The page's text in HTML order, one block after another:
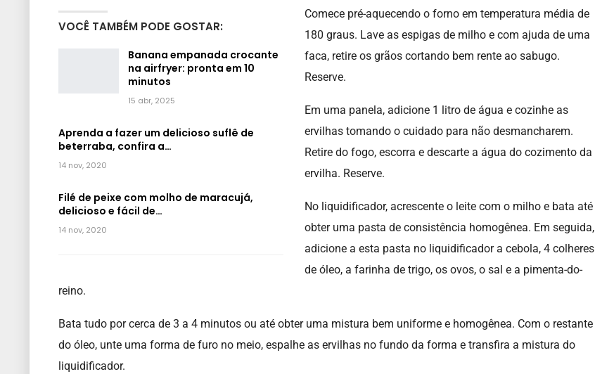
VOCÊ TAMBÉM PODE GOSTAR:
Banana empanada crocante
na airfryer: pronta em 10
minutos
15 abr, 2025
Aprenda a fazer um delicioso suflê de
beterraba, confira a…
14 nov, 2020
Filé de peixe com molho de maracujá,
delicioso e fácil de…
14 nov, 2020
Comece pré-aquecendo o forno em temperatura média de
180 graus. Lave as espigas de milho e com ajuda de uma
faca, retire os grãos cortando bem rente ao sabugo.
Reserve.
Em uma panela, adicione 1 litro de água e cozinhe as
ervilhas tomando o cuidado para não desmancharem.
Retire do fogo, escorra e descarte a água do cozimento da
ervilha. Reserve.
No liquidificador, acrescente o leite com o milho e bata até
obter uma pasta de consistência homogênea. Em seguida,
adicione a esta pasta no liquidificador a cebola, 4 colheres
de óleo, a farinha de trigo, os ovos, o sal e a pimenta-do-
reino.
Bata tudo por cerca de 3 a 4 minutos ou até obter uma mistura bem uniforme e homogênea. Com o restante
do óleo, unte uma forma de furo no meio, espalhe as ervilhas no fundo da forma e transfira a mistura do
liquidificador.